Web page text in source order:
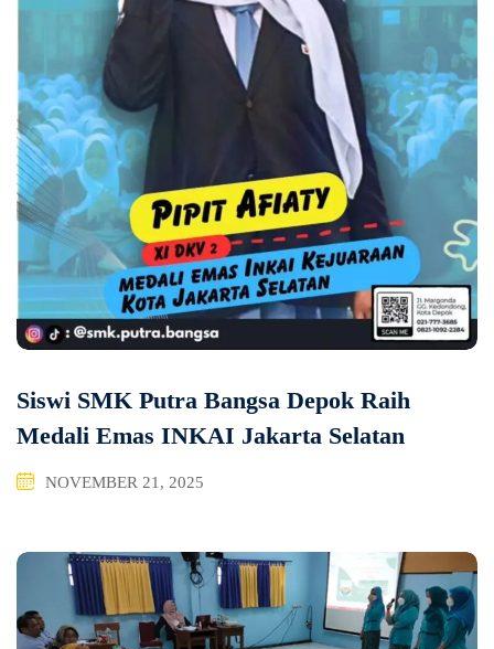
Siswi SMK Putra Bangsa Depok Raih
Medali Emas INKAI Jakarta Selatan
NOVEMBER 21, 2025